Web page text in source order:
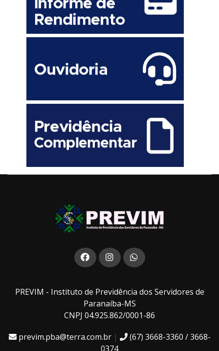
PREVIM - Instituto de Previdência dos Servidores de
Paranaíba-MS
CNPJ 04.925.862/0001-86
previm.pba@terra.com.br|
(67) 3668-3360 / 3668-
0374